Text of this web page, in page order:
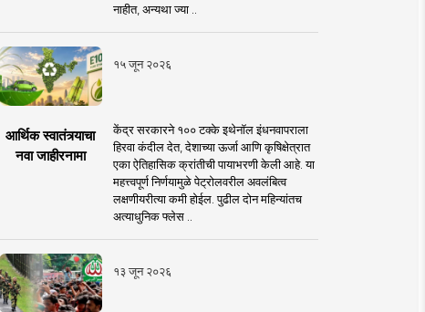
नाहीत, अन्यथा ज्या ..
१५ जून २०२६
आर्थिक स्वातंत्र्याचा
नवा जाहीरनामा
केंद्र सरकारने १०० टक्के इथेनॉल इंधनवापराला
हिरवा कंदील देत, देशाच्या ऊर्जा आणि कृषिक्षेत्रात
एका ऐतिहासिक क्रांतीची पायाभरणी केली आहे. या
महत्त्वपूर्ण निर्णयामुळे पेट्रोलवरील अवलंबित्व
लक्षणीयरीत्या कमी होईल. पुढील दोन महिन्यांतच
अत्याधुनिक फ्लेस ..
१३ जून २०२६